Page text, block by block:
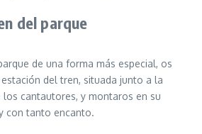
del parque
de una forma más especial, os
del tren, situada junto a la
los cantautores, y montaros en su
con tanto encanto.